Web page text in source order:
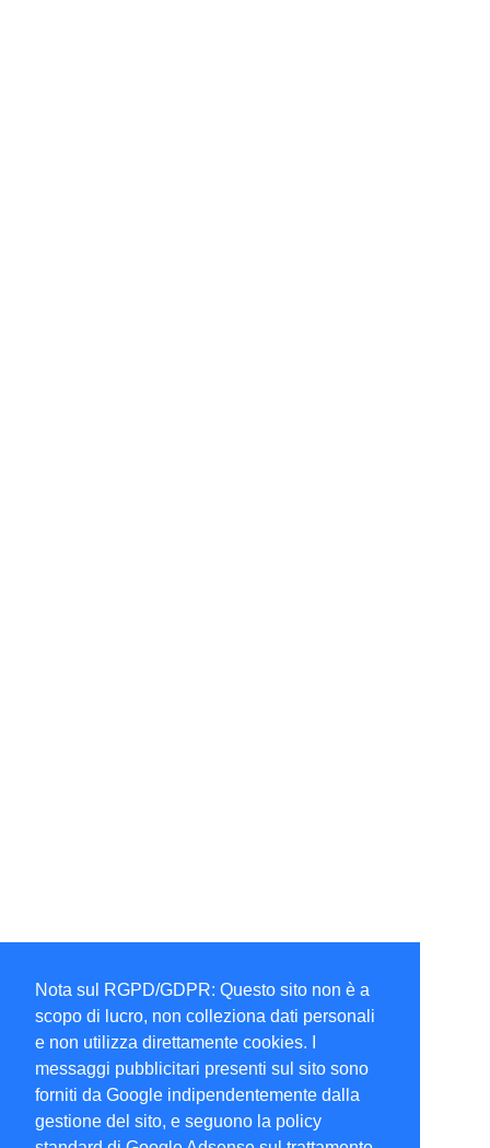
Nota sul RGPD/GDPR: Questo sito non è a
scopo di lucro, non colleziona dati personali
e non utilizza direttamente cookies. I
messaggi pubblicitari presenti sul sito sono
forniti da Google indipendentemente dalla
gestione del sito, e seguono la policy